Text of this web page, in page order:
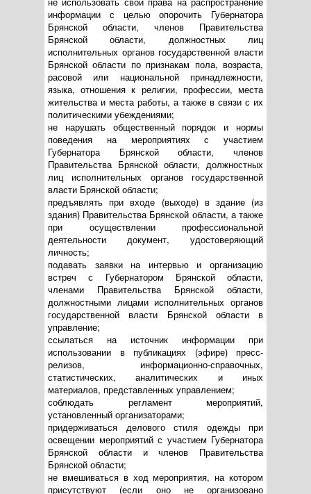
информации с целью опорочить Губернатора
Брянской области, членов Правительства
Брянской области, должностных лиц
исполнительных органов государственной власти
Брянской области по признакам пола, возраста,
расовой или национальной принадлежности,
языка, отношения к религии, профессии, места
жительства и места работы, а также в связи с их
политическими убеждениями;
не нарушать общественный порядок и нормы
поведения на мероприятиях с участием
Губернатора Брянской области, членов
Правительства Брянской области, должностных
лиц исполнительных органов государственной
власти Брянской области;
предъявлять при входе (выходе) в здание (из
здания) Правительства Брянской области, а также
при осуществлении профессиональной
деятельности документ, удостоверяющий
личность;
подавать заявки на интервью и организацию
встреч с Губернатором Брянской области,
членами Правительства Брянской области,
должностными лицами исполнительных органов
государственной власти Брянской области в
управление;
ссылаться на источник информации при
использовании в публикациях (эфире) пресс-
релизов, информационно-справочных,
статистических, аналитических и иных
материалов, представленных управлением;
соблюдать регламент мероприятий,
установленный организаторами;
придерживаться делового стиля одежды при
освещении мероприятий с участием Губернатора
Брянской области и членов Правительства
Брянской области;
не вмешиваться в ход мероприятия, на котором
присутствуют (если оно не организовано